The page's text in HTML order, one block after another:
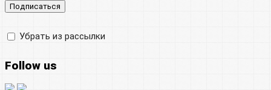
Убрать из рассылки
Follow us